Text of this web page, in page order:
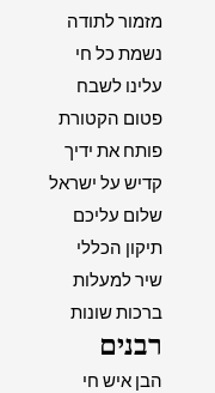
מזמור לתודה
נשמת כל חי
עלינו לשבח
פטום הקטורת
פותח את ידיך
קדיש על ישראל
שלום עליכם
תיקון הכללי
שיר למעלות
ברכות שונות
רבנים
הבן איש חי